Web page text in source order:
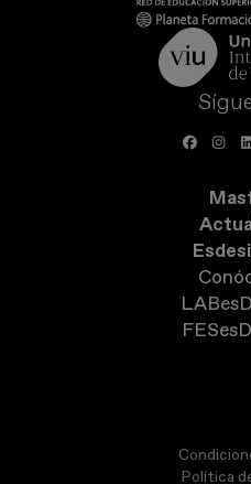
Política